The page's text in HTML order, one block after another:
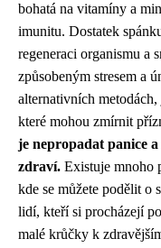
bohatá na vitamíny a
imunitu. Dostatek
regeneraci organismu a
způsobeným stresem a
alternativních
které mohou zmírnit
je nepropadat panice
zdraví. Existuje mnoho
kde se můžete podělit o
lidí, kteří si procházejí
malé krůčky k